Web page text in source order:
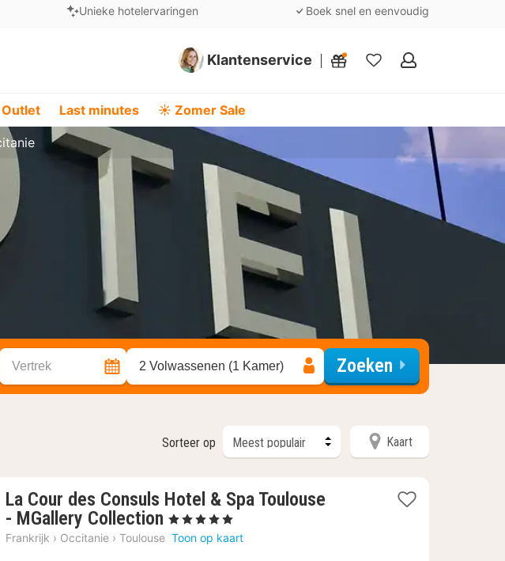
Unieke hotelervaringen Boek snel en eenvoudig
Klantenservice
Mijn
Outlet Last minutes ☀️ Zomer Sale
Vertrek 2 Volwassenen (1 Kamer) Zoeken
Sorteer op Kaart
La Cour des Consuls Hotel & Spa Toulouse
- MGallery Collection 1
nacht
, 5 Sterren
Frankrijk › Occitanie › Toulouse Toon op kaart